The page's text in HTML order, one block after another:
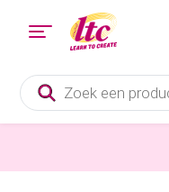
Producten
zoeken